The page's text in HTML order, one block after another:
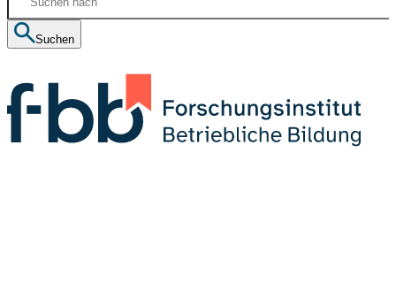
Suchen